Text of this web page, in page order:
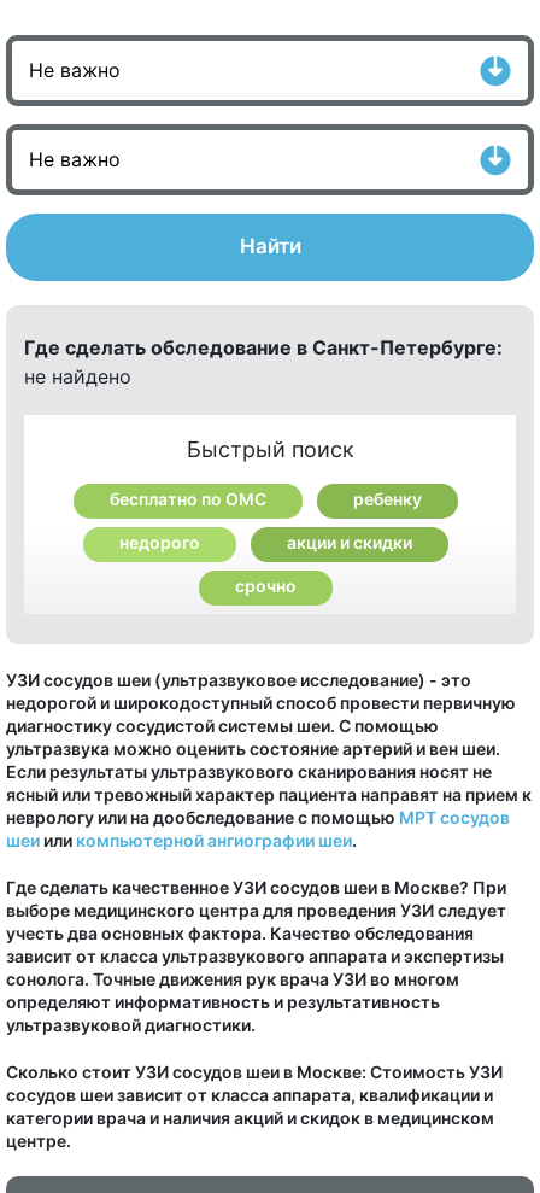
Найти
Где сделать обследование в Санкт-Петербурге:
не найдено
Быстрый поиск
бесплатно по ОМС ребенку
недорого акции и скидки
срочно
УЗИ сосудов шеи (ультразвуковое исследование) - это
недорогой и широкодоступный способ провести первичную
диагностику сосудистой системы шеи. С помощью
ультразвука можно оценить состояние артерий и вен шеи.
Если результаты ультразвукового сканирования носят не
ясный или тревожный характер пациента направят на прием к
неврологу или на дообследование с помощью МРТ сосудов
шеи или компьютерной ангиографии шеи.
Где сделать качественное УЗИ сосудов шеи в Москве? При
выборе медицинского центра для проведения УЗИ следует
учесть два основных фактора. Качество обследования
зависит от класса ультразвукового аппарата и экспертизы
сонолога. Точные движения рук врача УЗИ во многом
определяют информативность и результативность
ультразвуковой диагностики.
Сколько стоит УЗИ сосудов шеи в Москве: Стоимость УЗИ
сосудов шеи зависит от класса аппарата, квалификации и
категории врача и наличия акций и скидок в медицинском
центре.